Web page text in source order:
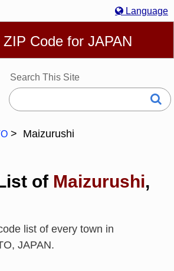
Language
Bahasa Melayu 한국어
Italiano
日本語
Code for JAPAN
Search This Site
Maizurushi
of Maizurushi,
list of every town in
JAPAN.